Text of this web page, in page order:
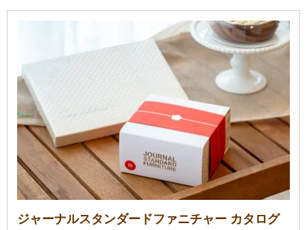
ー
電
報
ボ
ジャーナルスタンダードファニチャー カタログ